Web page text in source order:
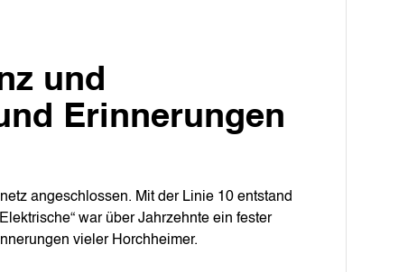
und
Erinnerungen
angeschlossen. Mit der Linie 10 entstand
war über Jahrzehnte ein fester
vieler Horchheimer.